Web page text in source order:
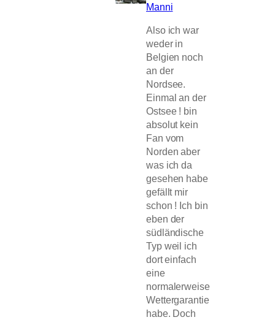
Manni
Also ich war
weder in
Belgien noch
an der
Nordsee.
Einmal an der
Ostsee ! bin
absolut kein
Fan vom
Norden aber
was ich da
gesehen habe
gefällt mir
schon ! Ich bin
eben der
südländische
Typ weil ich
dort einfach
eine
normalerweise
Wettergarantie
habe. Doch